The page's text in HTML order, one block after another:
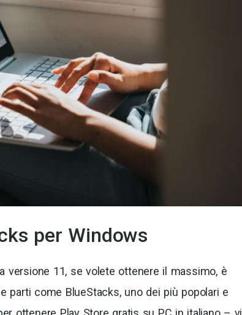
per Windows
versione 11, se volete ottenere il massimo, è
parti come BlueStacks, uno dei più popolari e